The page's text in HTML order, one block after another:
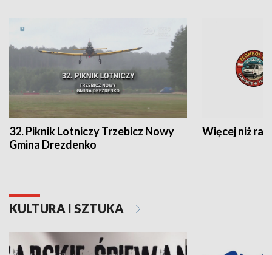
32. Piknik Lotniczy Trzebicz Nowy
Gmina Drezdenko
Więcej niż rajd
KULTURA I SZTUKA